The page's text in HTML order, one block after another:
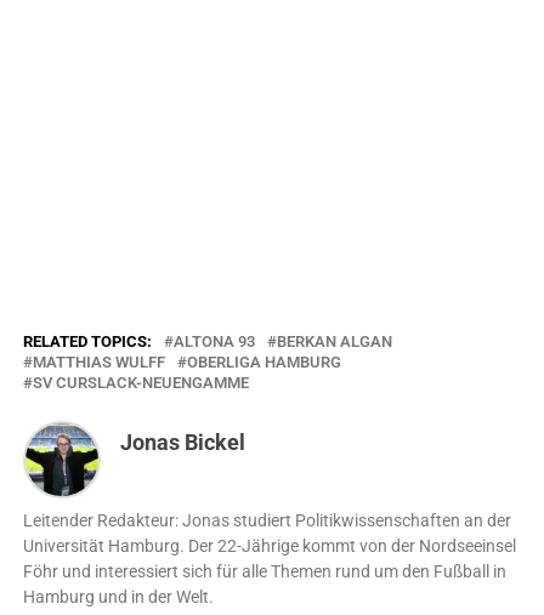
RELATED TOPICS: ALTONA 93
BERKAN ALGAN
MATTHIAS WULFF
OBERLIGA HAMBURG
SV CURSLACK-NEUENGAMME
Jonas Bickel
Leitender Redakteur: Jonas studiert Politikwissenschaften an der
Universität Hamburg. Der 22-Jährige kommt von der Nordseeinsel
Föhr und interessiert sich für alle Themen rund um den Fußball in
Hamburg und in der Welt.